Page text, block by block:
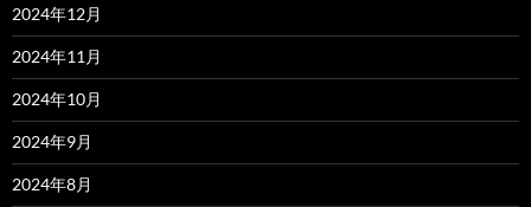
2024年12月
2024年11月
2024年10月
2024年9月
2024年8月